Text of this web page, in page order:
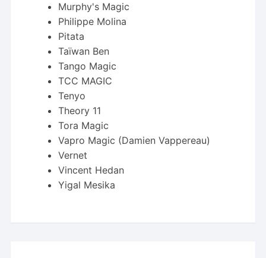
Murphy's Magic
Philippe Molina
Pitata
Taïwan Ben
Tango Magic
TCC MAGIC
Tenyo
Theory 11
Tora Magic
Vapro Magic (Damien Vappereau)
Vernet
Vincent Hedan
Yigal Mesika